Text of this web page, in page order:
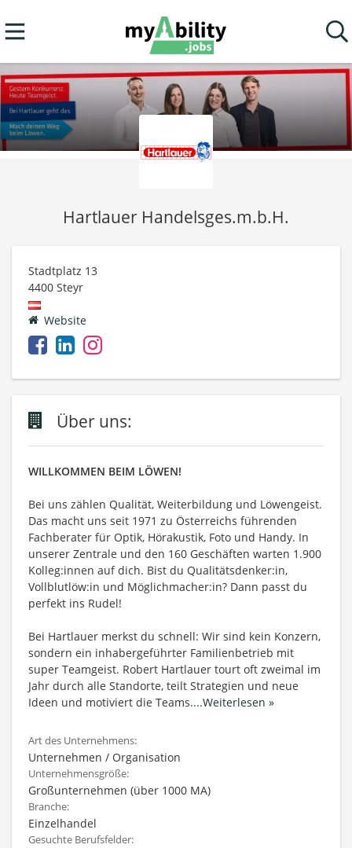
Hartlauer Handelsges.m.b.H.
Stadtplatz 13
4400 Steyr
Website
Über uns:
WILLKOMMEN BEIM LÖWEN!
Bei uns zählen Qualität, Weiterbildung und Löwengeist.
Das macht uns seit 1971 zu Österreichs führenden
Fachberater für Optik, Hörakustik, Foto und Handy. In
unserer Zentrale und den 160 Geschäften warten 1.900
Kolleg:innen auf dich. Bist du Qualitätsdenker:in,
Vollblutlöw:in und Möglichmacher:in? Dann passt du
perfekt ins Rudel!
Bei Hartlauer merkst du schnell: Wir sind kein Konzern,
sondern ein inhabergeführter Familienbetrieb mit
super Teamgeist. Robert Hartlauer tourt oft zweimal im
Jahr durch alle Standorte, teilt Strategien und neue
Ideen und motiviert die Teams....Weiterlesen »
Art des Unternehmens:
Unternehmen / Organisation
Unternehmensgröße:
Großunternehmen (über 1000 MA)
Branche:
Einzelhandel
Gesuchte Berufsfelder: